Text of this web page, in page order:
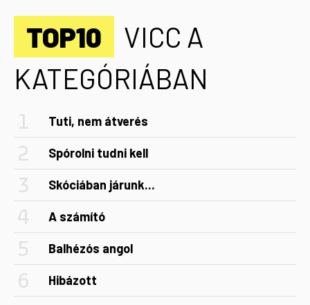
TOP10
VICC A
KATEGÓRIÁBAN
Tuti, nem átverés
Spórolni tudni kell
Skóciában járunk...
A számító
Balhézós angol
Hibázott